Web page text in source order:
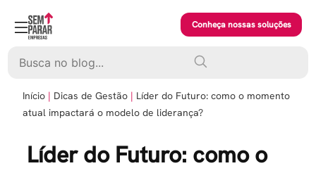
content
Conheça nossas soluções
Início Dicas de Gestão
Líder do Futuro: como o momento
atual impactará o modelo de liderança?
Líder do Futuro: como o